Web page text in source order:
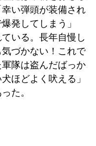
い弾頭が装備され
発してしまう」
いる。長年自慢し
づかない！これで
隊は盗んだばっか
ほどよく吠える」
た。